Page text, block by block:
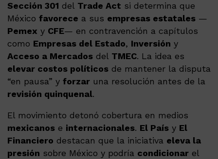
Sección 301 del Trade Act si determina que
México favorece a sus empresas estatales —
Pemex y CFE— en contravención a capítulos
como Empresas del Estado, Inversión y
Acceso a Mercados del TMEC. La idea es
elevar costos políticos de mantener la disputa
“en pausa” y forzar una resolución antes de la
revisión quinquenal.
El movimiento detonó cobertura en medios
mexicanos e internacionales. El País y El
Financiero destacan que la iniciativa eleva la
presión sobre México y podría condicionar el